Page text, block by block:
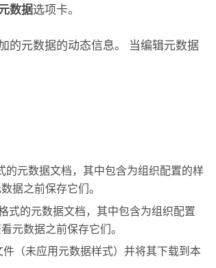
数据选项卡。
的元数据的动态信息。 当编辑元数据
元数据文档，其中包含为组织配置的样
据之前保存它们。
式的元数据文档，其中包含为组织配置
元数据之前保存它们。
件（未应用元数​​据样式）并将其下载到本